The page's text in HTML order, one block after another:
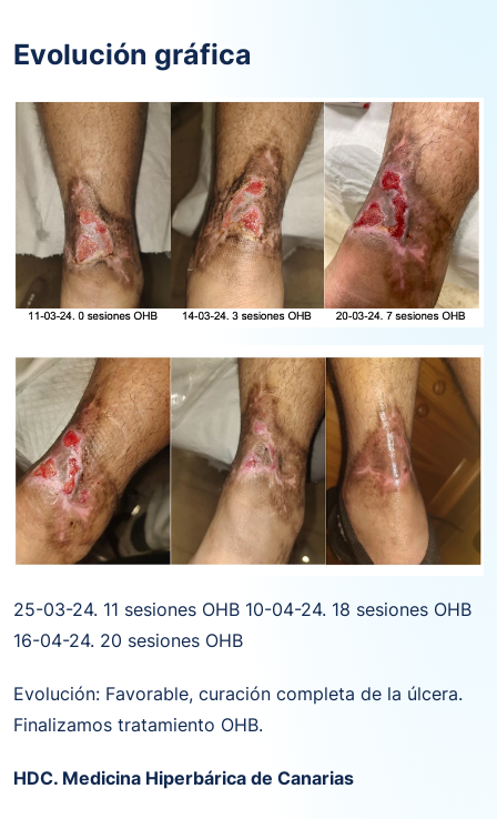
Evolución gráfica
25-03-24. 11 sesiones OHB 10-04-24. 18 sesiones OHB
16-04-24. 20 sesiones OHB
Evolución: Favorable, curación completa de la úlcera.
Finalizamos tratamiento OHB.
HDC. Medicina Hiperbárica de Canarias